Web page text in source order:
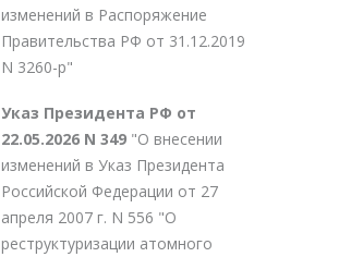
изменений в Распоряжение
Правительства РФ от 31.12.2019
N 3260-р"
Указ Президента РФ от
22.05.2026 N 349 "О внесении
изменений в Указ Президента
Российской Федерации от 27
апреля 2007 г. N 556 "О
реструктуризации атомного